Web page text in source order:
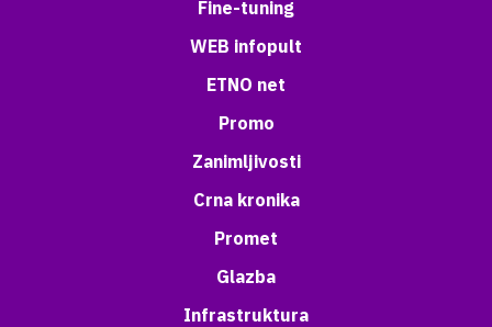
Fine-tuning
WEB infopult
ETNO net
Promo
Zanimljivosti
Crna kronika
Promet
Glazba
Infrastruktura